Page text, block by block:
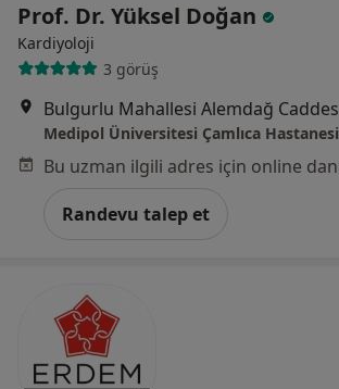
Prof. Dr. Yüksel Doğan
Kardiyoloji
3 görüş
Medipol Üniversitesi Çamlıca Hastanesi
Randevu talep et